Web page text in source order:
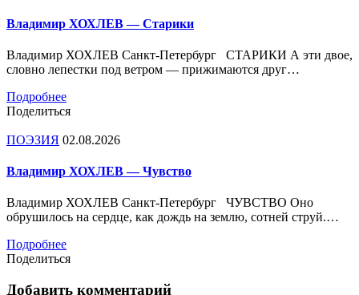
Владимир ХОХЛЕВ — Старики
Владимир ХОХЛЕВ Санкт-Петербург СТАРИКИ А эти двое,
словно лепестки под ветром — прижимаются друг…
Подробнее
Поделиться
ПОЭЗИЯ 02.08.2026
Владимир ХОХЛЕВ — Чувство
Владимир ХОХЛЕВ Санкт-Петербург ЧУВСТВО Оно
обрушилось на сердце, как дождь на землю, сотней струй.…
Подробнее
Поделиться
Добавить комментарий